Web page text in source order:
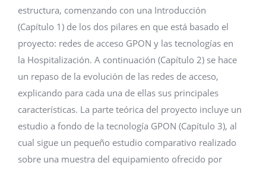
estructura, comenzando con una Introducción
(Capítulo 1) de los dos pilares en que está basado el
proyecto: redes de acceso GPON y las tecnologías en
la Hospitalización. A continuación (Capítulo 2) se hace
un repaso de la evolución de las redes de acceso,
explicando para cada una de ellas sus principales
características. La parte teórica del proyecto incluye un
estudio a fondo de la tecnología GPON (Capítulo 3), al
cual sigue un pequeño estudio comparativo realizado
sobre una muestra del equipamiento ofrecido por